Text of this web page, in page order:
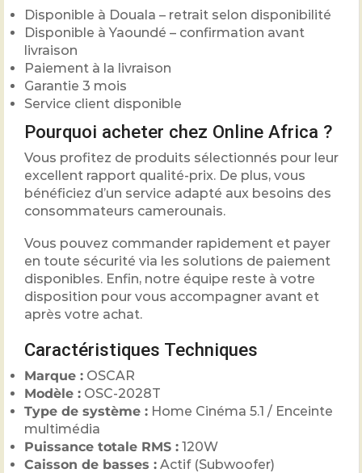
Disponible à Douala – retrait selon disponibilité
Disponible à Yaoundé – confirmation avant
livraison
Paiement à la livraison
Garantie 3 mois
Service client disponible
Pourquoi acheter chez Online Africa ?
Vous profitez de produits sélectionnés pour leur
excellent rapport qualité-prix. De plus, vous
bénéficiez d’un service adapté aux besoins des
consommateurs camerounais.
Vous pouvez commander rapidement et payer
en toute sécurité via les solutions de paiement
disponibles. Enfin, notre équipe reste à votre
disposition pour vous accompagner avant et
après votre achat.
Caractéristiques Techniques
Marque : OSCAR
Modèle : OSC-2028T
Type de système : Home Cinéma 5.1 / Enceinte
multimédia
Puissance totale RMS : 120W
Caisson de basses : Actif (Subwoofer)